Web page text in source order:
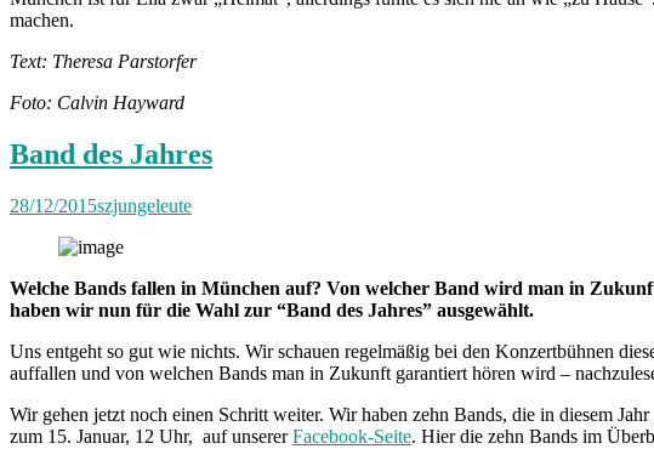
machen.
Text: Theresa Parstorfer
Foto: Calvin Hayward
Band des Jahres
28/12/2015szjungeleute
Welche Bands fallen in München auf? Von welcher Band wird man in
haben wir nun für die Wahl zur “Band des Jahres” ausgewählt.
Uns entgeht so gut wie nichts. Wir schauen regelmäßig bei den Konzertbühnen
auffallen und von welchen Bands man in Zukunft garantiert hören wird –
Wir gehen jetzt noch einen Schritt weiter. Wir haben zehn Bands, die in diesem
zum 15. Januar, 12 Uhr, auf unsererFacebook-Seite. Hier die zehn Bands im